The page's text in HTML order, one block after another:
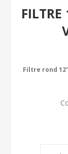
FILTRE
Filtre rond